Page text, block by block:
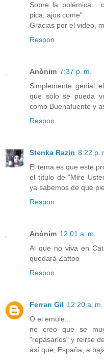
Sobre la polémica...
pica, ajos come"
Gracias por el video,
Respon
Anònim 7:37 p. m.
Simplemente genial
que sólo se pueda
como Buenafuente y
Respon
Stenka Razin 8:22 p.
El tema es que este
el título de "Mire
ya sabemos de que
Respon
Anònim 12:01 a. m.
Al que no viva en
quedará Zattoo
Respon
Ferran Gil 12:20 a. m.
O el emule...
no creo que se
"repasarlos" y reirse
así que, España, a